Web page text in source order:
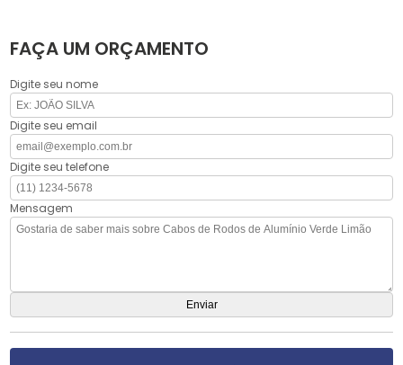
FAÇA UM ORÇAMENTO
Digite seu nome
Digite seu email
Digite seu telefone
Mensagem